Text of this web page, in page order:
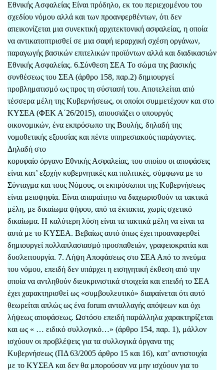
Εθνικής Ασφαλείας Είναι πρόδηλο, εκ του περιεχομένου του
σχεδίου νόμου αλλά και των προανφερθέντων, ότι δεν
απεικονίζεται μια συνεκτική αρχιτεκτονική ασφαλείας, η οποία
να αντικατοπτρισθεί σε μια σαφή ιεραρχική σχέση οργάνων,
παραγωγής βασικών επιτελικών προϊόντων αλλά και διαδικασιών
Εθνικής Ασφαλείας. 6.Σύνθεση ΣΕΑ Το σώμα της βασικής
συνθέσεως του ΣΕΑ (άρθρο 158, παρ.2) δημιουργεί
προβληματισμό ως προς τη σύστασή του. Αποτελείται από
τέσσερα μέλη της Κυβερνήσεως, οι οποίοι συμμετέχουν και στο
ΚΥΣΕΑ (ΦΕΚ Α΄26/2015), απουσιάζει ο υπουργός
οικονομικών, ένα εκπρόσωπο της Βουλής, δηλαδή της
νομοθετικής εξουσίας και πέντε υπηρεσιακούς παράγοντες.
Δηλαδή στο
κορυφαίο όργανο Εθνικής Ασφαλείας, του οποίου οι αποφάσεις
είναι κατ’ εξοχήν κυβερνητικές και πολιτικές, σύμφωνα με το
Σύνταγμα και τους Νόμους, οι εκπρόσωποι της Κυβερνήσεως
είναι μειοψηφία. Είναι απαραίτητο να διαχωρισθούν τα τακτικά
μέλη, με δικαίωμα ψήφου, από τα έκτακτα, χωρίς σχετικό
δικαίωμα. Η καλύτερη λύση είναι τα τακτικά μέλη να είναι τα
αυτά με το ΚΥΣΕΑ. Βεβαίως αυτό όπως έχει προαναφερθεί
δημιουργεί πολλαπλασιασμό προσπαθειών, γραφειοκρατία και
δυσλειτουργία. 7. Λήψη Αποφάσεως στο ΣΕΑ Από το πνεύμα
του νόμου, επειδή δεν υπάρχει η εισηγητική έκθεση από την
οποία να αντληθούν διευκρινιστικά στοιχεία και επειδή το ΣΕΑ
έχει χαρακτηρισθεί ως «συμβουλευτικό» διαφαίνεται ότι αυτό
θεωρείται απλώς ως ένα forum ανταλλαγής απόψεων και όχι
λήψεως αποφάσεως. Ωστόσο επειδή παράλληλα χαρακτηρίζεται
και ως « … ειδικό συλλογικό…» (άρθρο 154, παρ. 1), μάλλον
ισχύουν οι προβλέψεις για τα συλλογικά όργανα της
Κυβερνήσεως (ΠΔ 63/2005 άρθρο 15 και 16), κατ’ αντιστοιχία
με το ΚΥΣΕΑ και δεν θα μπορούσαν να μην ισχύουν για το